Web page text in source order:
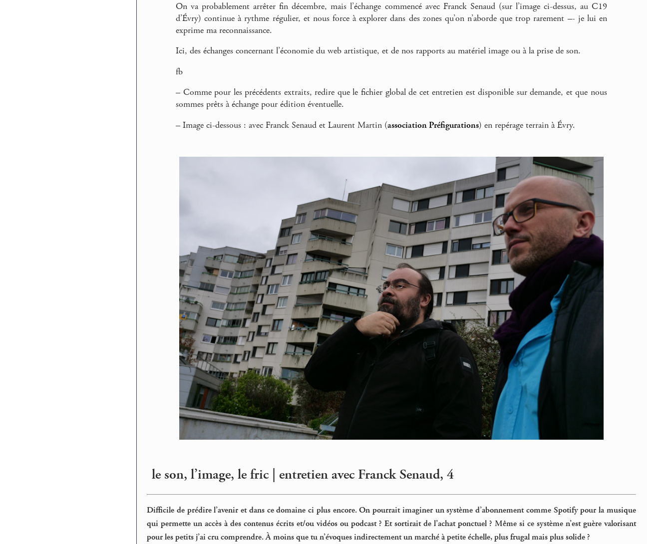
On va probablement arrêter fin décembre, mais l’échange commencé avec Franck Senaud (sur l’image ci-dessus, au C19
d’Évry) continue à rythme régulier, et nous force à explorer dans des zones qu’on n’aborde que trop rarement –- je lui en
exprime ma reconnaissance.
Ici, des échanges concernant l’économie du web artistique, et de nos rapports au matériel image ou à la prise de son.
fb
– Comme pour les précédents extraits, redire que le fichier global de cet entretien est disponible sur demande, et que nous
sommes prêts à échange pour édition éventuelle.
– Image ci-dessous : avec Franck Senaud et Laurent Martin (association Préfigurations) en repérage terrain à Évry.
le son, l’image, le fric | entretien avec Franck Senaud, 4
Difficile de prédire l’avenir et dans ce domaine ci plus encore. On pourrait imaginer un système d’abonnement comme Spotify pour la musique
qui permette un accès à des contenus écrits et/ou vidéos ou podcast ? Et sortirait de l’achat ponctuel ? Même si ce système n’est guère valorisant
pour les petits j’ai cru comprendre. À moins que tu n’évoques indirectement un marché à petite échelle, plus frugal mais plus solide ?